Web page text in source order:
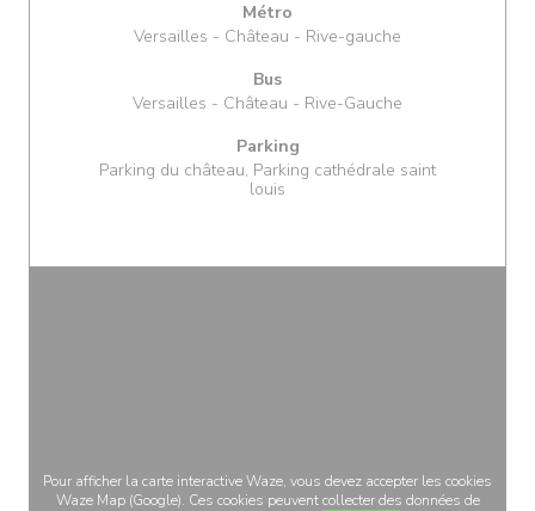
Métro
Versailles - Château - Rive-gauche
Bus
Versailles - Château - Rive-Gauche
Parking
Parking du château, Parking cathédrale saint
louis
Pour afficher la carte interactive Waze, vous devez accepter les cookies
Waze Map (Google). Ces cookies peuvent collecter des données de